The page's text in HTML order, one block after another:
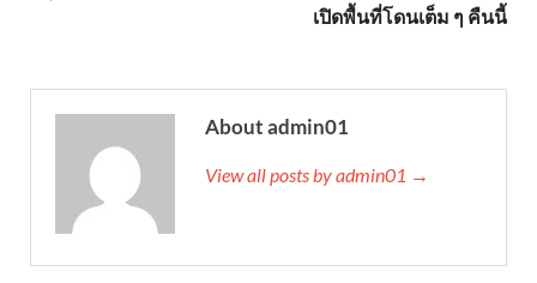
เปิดพื้นที่โดนเต็ม ๆ คืนนี้
About admin01
View all posts by admin01 →